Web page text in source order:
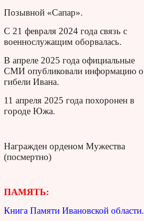
Позывной «Сапар».
С 21 февраля 2024 года связь с
военнослужащим оборвалась.
В апреле 2025 года официальные
СМИ опубликовали информацию о
гибели Ивана.
11 апреля 2025 года похоронен в
городе Южа.
Награжден орденом Мужества
(посмертно)
ПАМЯТЬ:
Книга Памяти Ивановской области.